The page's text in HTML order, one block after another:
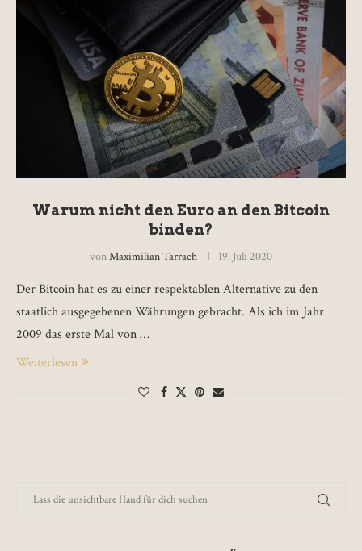
Warum nicht den Euro an den Bitcoin
binden?
vonMaximilian Tarrach 19. Juli 2020
Der Bitcoin hat es zu einer respektablen Alternative zu den
staatlich ausgegebenen Währungen gebracht. Als ich im Jahr
2009 das erste Mal von …
Weiterlesen